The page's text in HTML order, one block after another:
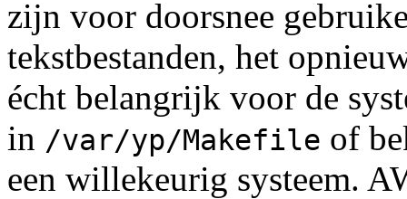
zijn voor doorsnee
tekstbestanden, het
écht belangrijk voor de
in /var/yp/Makefile of
een willekeurig systeem.